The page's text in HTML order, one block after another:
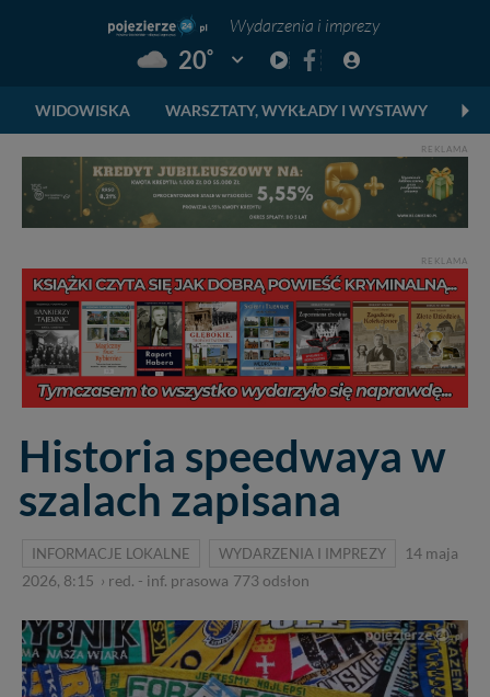
Wydarzenia i imprezy
20° Pogoda: Gniezno
WIDOWISKA WARSZTATY, WYKŁADY I WYSTAWY
REKLAMA
REKLAMA
Historia speedwaya w
szalach zapisana
INFORMACJE LOKALNE WYDARZENIA I IMPREZY
14 maja
2026, 8:15 › red. - inf. prasowa 773 odsłon